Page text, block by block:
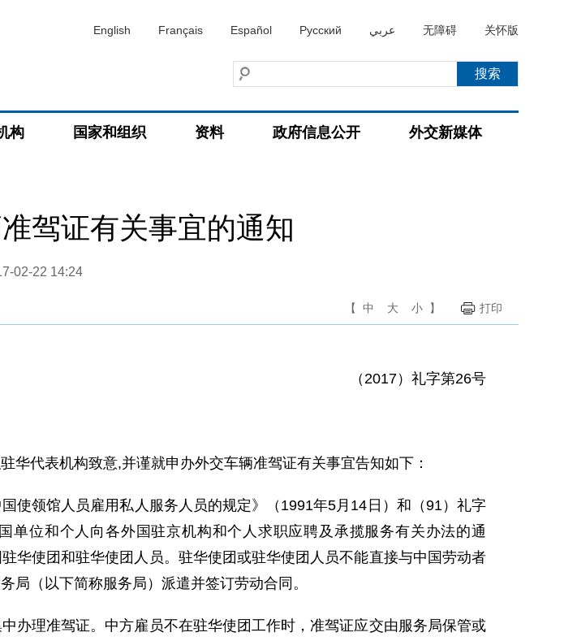
English Français Español Русский عربي 无障碍 关怀版
构 国家和组织 资料 政府信息公开 外交新媒体
驾证有关事宜的通知
02-22 14:24
【 中 大 小 】 打印
（2017）礼字第26号
代表机构致意,并谨就申办外交车辆准驾证有关事宜告知如下：
领馆人员雇用私人服务人员的规定》（1991年5月14日）和（91）礼字
位和个人向各外国驻京机构和个人求职应聘及承揽服务有关办法的通
华使团和驻华使团人员。驻华使团或驻华使团人员不能直接与中国劳动者
局（以下简称服务局）派遣并签订劳动合同。
理准驾证。中方雇员不在驻华使团工作时，准驾证应交由服务局保管或